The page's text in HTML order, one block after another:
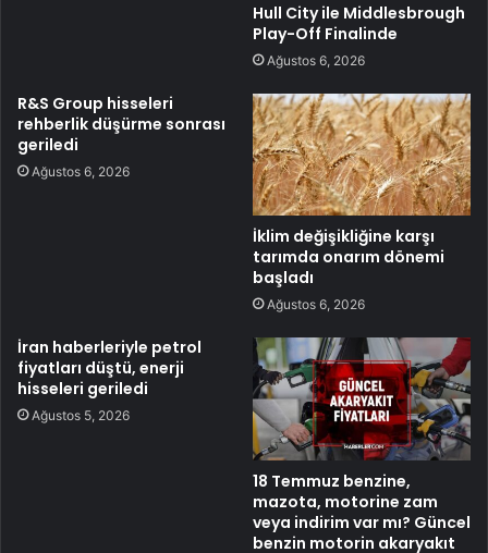
Hull City ile Middlesbrough
Play-Off Finalinde
Ağustos 6, 2026
R&S Group hisseleri
rehberlik düşürme sonrası
geriledi
Ağustos 6, 2026
İklim değişikliğine karşı
tarımda onarım dönemi
başladı
Ağustos 6, 2026
İran haberleriyle petrol
fiyatları düştü, enerji
hisseleri geriledi
Ağustos 5, 2026
18 Temmuz benzine,
mazota, motorine zam
veya indirim var mı? Güncel
benzin motorin akaryakıt